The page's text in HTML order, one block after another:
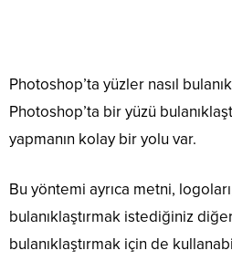
Photoshop’ta yüzler nasıl
Photoshop’ta bir yüzü
yapmanın kolay bir yolu var.
Bu yöntemi ayrıca metni,
bulanıklaştırmak istediğiniz
bulanıklaştırmak için de